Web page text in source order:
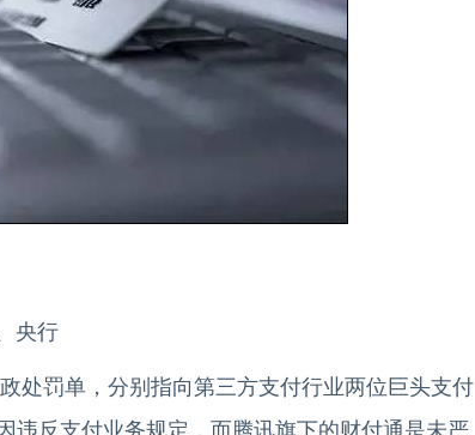
央行
罚单，分别指向第三方支付行业两位巨头支付
违反支付业务规定，而腾讯旗下的财付通是未严